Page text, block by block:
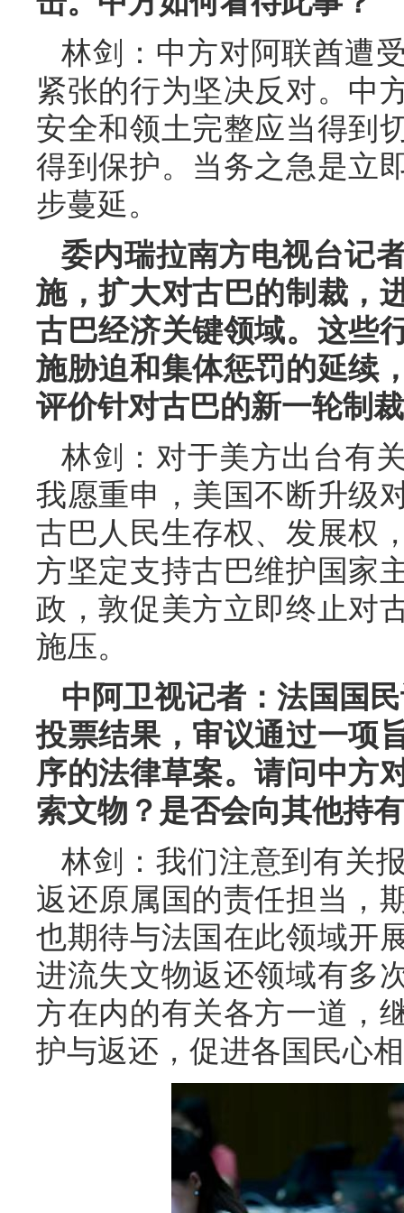
林剑：中方对阿联酋遭
紧张的行为坚决反对。中
安全和领土完整应当得到
得到保护。当务之急是立
步蔓延。
委内瑞拉南方电视台记
施，扩大对古巴的制裁，
古巴经济关键领域。这些
施胁迫和集体惩罚的延续
评价针对古巴的新一轮制
林剑：对于美方出台有
我愿重申，美国不断升级
古巴人民生存权、发展权
方坚定支持古巴维护国家
政，敦促美方立即终止对
施压。
中阿卫视记者：法国国
投票结果，审议通过一项
序的法律草案。请问中方
索文物？是否会向其他持
林剑：我们注意到有关
返还原属国的责任担当，
也期待与法国在此领域开
进流失文物返还领域有多
方在内的有关各方一道，
护与返还，促进各国民心